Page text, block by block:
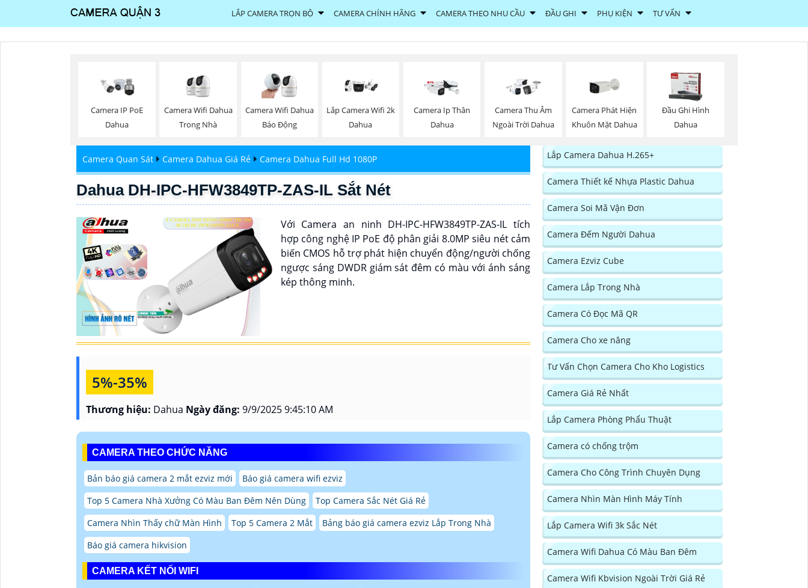
LẮP CAMERA TRỌN BỘ CAMERA CHÍNH HÃNG CAMERA THEO NHU CẦU ĐẦU GHI PHỤ KIỆN TƯ VẤN
Camera IP PoE
Dahua
Camera Wifi Dahua
Trong Nhà
Camera Wifi Dahua
Báo Động
Lắp Camera Wifi 2k
Dahua
Camera Ip Thân
Dahua
Camera Thu Âm
Ngoài Trời Dahua
Camera Phát Hiện
Khuôn Mặt Dahua
Đầu Ghi Hình
Dahua
Camera Quan Sát Camera Dahua Giá Rẻ Camera Dahua Full Hd 1080P
Dahua DH-IPC-HFW3849TP-ZAS-IL Sắt Nét
Với Camera an ninh DH-IPC-HFW3849TP-ZAS-IL tích
hợp công nghệ IP PoE độ phân giải 8.0MP siêu nét cảm
biến CMOS hỗ trợ phát hiện chuyển động/người chống
ngược sáng DWDR giám sát đêm có màu với ánh sáng
kép thông minh.
5%-35%
Thương hiệu: Dahua Ngày đăng: 9/9/2025 9:45:10 AM
CAMERA THEO CHỨC NĂNG
Bản báo giá camera 2 mắt ezviz mới
Báo giá camera wifi ezviz
Top 5 Camera Nhà Xưởng Có Màu Ban Đêm Nên Dùng
Top Camera Sắc Nét Giá Rẻ
Camera Nhìn Thấy chữ Màn Hình
Top 5 Camera 2 Mắt
Bảng báo giá camera ezviz Lắp Trong Nhà
Báo giá camera hikvision
CAMERA KẾT NỐI WIFI
Lắp Camera Dahua H.265+
Camera Thiết kế Nhựa Plastic Dahua
Camera Soi Mã Vận Đơn
Camera Đếm Người Dahua
Camera Ezviz Cube
Camera Lắp Trong Nhà
Camera Có Đọc Mã QR
Camera Cho xe nâng
Tư Vấn Chọn Camera Cho Kho Logistics
Camera Giá Rẻ Nhất
Lắp Camera Phòng Phẩu Thuật
Camera có chống trộm
Camera Cho Công Trình Chuyên Dụng
Camera Nhìn Màn Hình Máy Tính
Lắp Camera Wifi 3k Sắc Nét
Camera Wifi Dahua Có Màu Ban Đêm
Camera Wifi Kbvision Ngoài Trời Giá Rẻ